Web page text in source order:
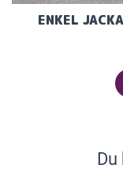
ENKEL
Du